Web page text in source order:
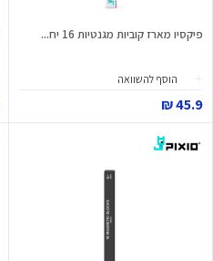
פיקסיו מארז קוביות מגנטיות 16 יח...
הוסף להשוואה
45.9 ₪